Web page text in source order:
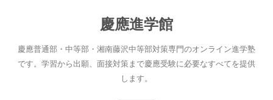
へ
ス
キ
慶應進学館
慶應普通部・中等部・湘南藤沢中等部対策専門のオンライン進学塾
です。学習から出願、面接対策まで慶應受験に必要なすべてを提供
します。